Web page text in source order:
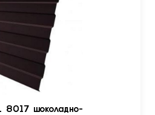
8017 шоколадно-